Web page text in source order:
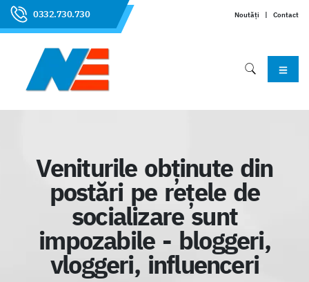
0332.730.730 Noutăți | Contact
Veniturile obţinute din
postări pe reţele de
socializare sunt
impozabile - bloggeri,
vloggeri, influenceri